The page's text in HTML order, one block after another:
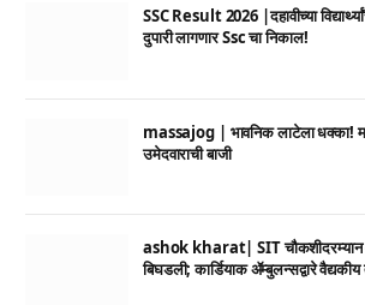
SSC Result 2026 |दहावीच्या
दुपारी लागणार Ssc चा निकाल!
massajog | भावनिक लाटेला धक्का!
उमेदवाराची बाजी
ashok kharat| SIT चौकशीदरम्यान
बिघडली; कार्डियाक ॲम्बुलन्सद्वारे